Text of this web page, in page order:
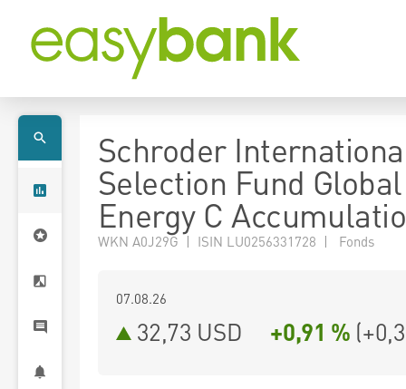
Schroder
Selection Fund Global
Energy C
WKN A0J29G | ISIN LU0256331728 | Fonds
07.08.26
32,73 USD +0,91 % (